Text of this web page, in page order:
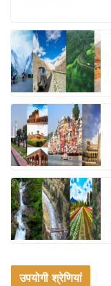
c
e
b
o
o
k
itt
er
उपयोगी श्रेणियां